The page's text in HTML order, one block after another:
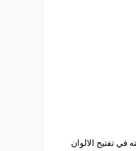
في تفتيح الالوان